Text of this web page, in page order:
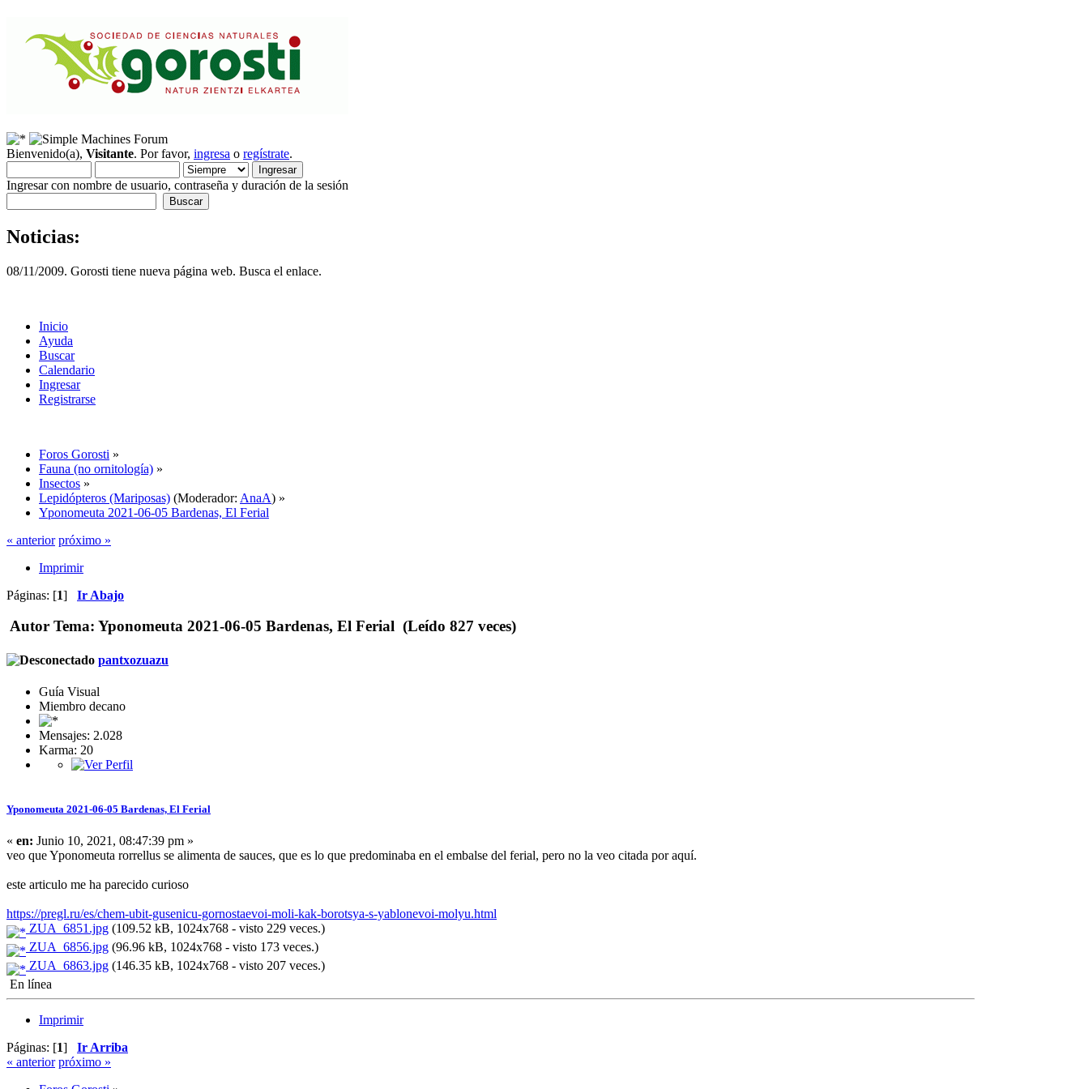
Bienvenido(a), Visitante. Por favor, ingresa o regístrate.
Ingresar con nombre de usuario, contraseña y duración de la sesión
Noticias:
08/11/2009. Gorosti tiene nueva página web. Busca el enlace.
Inicio
Ayuda
Buscar
Calendario
Ingresar
Registrarse
Foros Gorosti »
Fauna (no ornitología) »
Insectos »
Lepidópteros (Mariposas) (Moderador: AnaA) »
Yponomeuta 2021-06-05 Bardenas, El Ferial
« anterior próximo »
Imprimir
Páginas: [1] Ir Abajo
Autor Tema: Yponomeuta 2021-06-05 Bardenas, El Ferial (Leído 827 veces)
pantxozuazu
Guía Visual
Miembro decano
Mensajes: 2.028
Karma: 20
Yponomeuta 2021-06-05 Bardenas, El Ferial
« en: Junio 10, 2021, 08:47:39 pm »
veo que Yponomeuta rorrellus se alimenta de sauces, que es lo que predominaba en el embalse del ferial, pero no la veo citada por aquí.
este articulo me ha parecido curioso
https://pregl.ru/es/chem-ubit-gusenicu-gornostaevoi-moli-kak-borotsya-s-yablonevoi-molyu.html
ZUA_6851.jpg (109.52 kB, 1024x768 - visto 229 veces.)
ZUA_6856.jpg (96.96 kB, 1024x768 - visto 173 veces.)
ZUA_6863.jpg (146.35 kB, 1024x768 - visto 207 veces.)
En línea
Imprimir
Páginas: [1] Ir Arriba
« anterior próximo »